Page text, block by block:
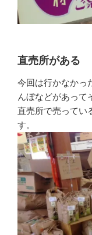
直売所がある
今回は行かなかっ
んぼなどがあって
直売所で売ってい
す。